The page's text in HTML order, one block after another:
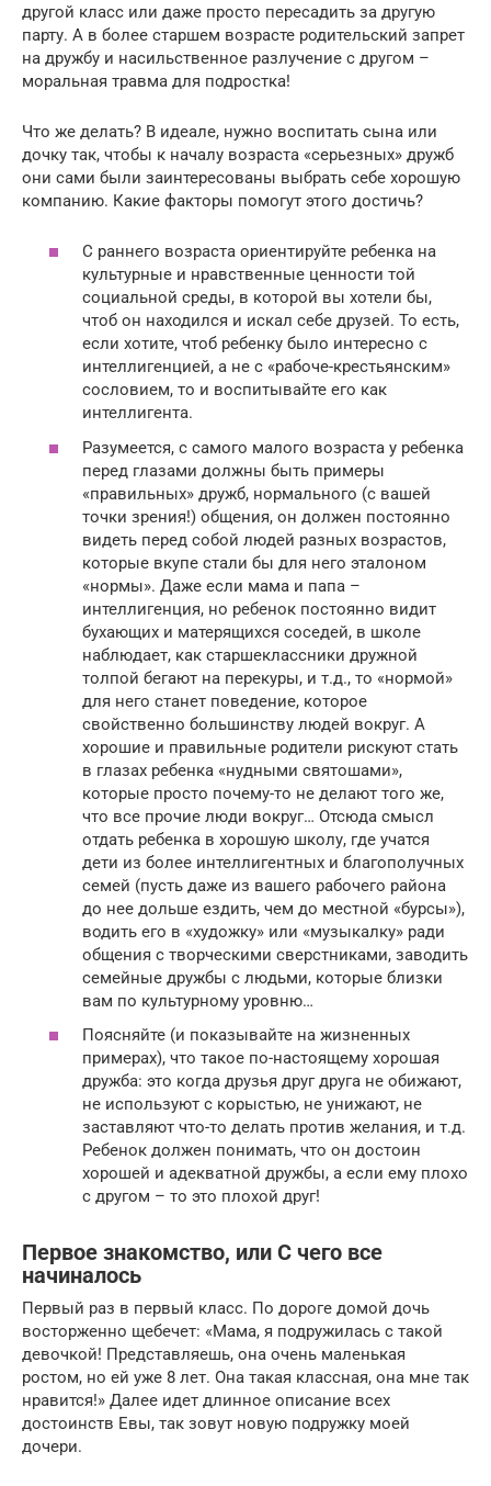
другой класс или даже просто пересадить за другую
парту. А в более старшем возрасте родительский запрет
на дружбу и насильственное разлучение с другом –
моральная травма для подростка!
Что же делать? В идеале, нужно воспитать сына или
дочку так, чтобы к началу возраста «серьезных» дружб
они сами были заинтересованы выбрать себе хорошую
компанию. Какие факторы помогут этого достичь?
С раннего возраста ориентируйте ребенка на
культурные и нравственные ценности той
социальной среды, в которой вы хотели бы,
чтоб он находился и искал себе друзей. То есть,
если хотите, чтоб ребенку было интересно с
интеллигенцией, а не с «рабоче-крестьянским»
сословием, то и воспитывайте его как
интеллигента.
Разумеется, с самого малого возраста у ребенка
перед глазами должны быть примеры
«правильных» дружб, нормального (с вашей
точки зрения!) общения, он должен постоянно
видеть перед собой людей разных возрастов,
которые вкупе стали бы для него эталоном
«нормы». Даже если мама и папа –
интеллигенция, но ребенок постоянно видит
бухающих и матерящихся соседей, в школе
наблюдает, как старшеклассники дружной
толпой бегают на перекуры, и т.д., то «нормой»
для него станет поведение, которое
свойственно большинству людей вокруг. А
хорошие и правильные родители рискуют стать
в глазах ребенка «нудными святошами»,
которые просто почему-то не делают того же,
что все прочие люди вокруг… Отсюда смысл
отдать ребенка в хорошую школу, где учатся
дети из более интеллигентных и благополучных
семей (пусть даже из вашего рабочего района
до нее дольше ездить, чем до местной «бурсы»),
водить его в «художку» или «музыкалку» ради
общения с творческими сверстниками, заводить
семейные дружбы с людьми, которые близки
вам по культурному уровню…
Поясняйте (и показывайте на жизненных
примерах), что такое по-настоящему хорошая
дружба: это когда друзья друг друга не обижают,
не используют с корыстью, не унижают, не
заставляют что-то делать против желания, и т.д.
Ребенок должен понимать, что он достоин
хорошей и адекватной дружбы, а если ему плохо
с другом – то это плохой друг!
Первое знакомство, или С чего все
начиналось
Первый раз в первый класс. По дороге домой дочь
восторженно щебечет: «Мама, я подружилась с такой
девочкой! Представляешь, она очень маленькая
ростом, но ей уже 8 лет. Она такая классная, она мне так
нравится!» Далее идет длинное описание всех
достоинств Евы, так зовут новую подружку моей
дочери.